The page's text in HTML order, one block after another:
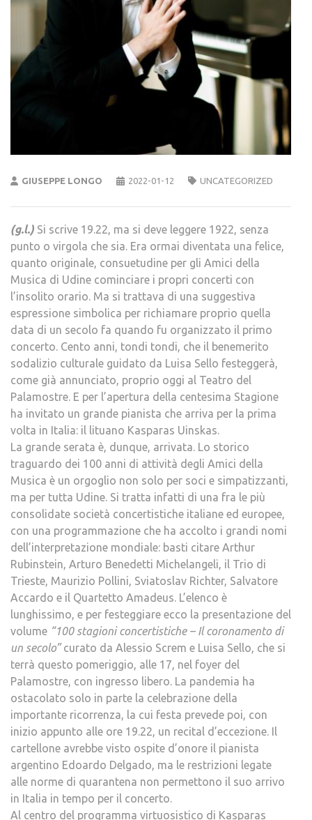
GIUSEPPE LONGO 2022-01-12 UNCATEGORIZED
(g.l.) Si scrive 19.22, ma si deve leggere 1922, senza
punto o virgola che sia. Era ormai diventata una felice,
quanto originale, consuetudine per gli Amici della
Musica di Udine cominciare i propri concerti con
l’insolito orario. Ma si trattava di una suggestiva
espressione simbolica per richiamare proprio quella
data di un secolo fa quando fu organizzato il primo
concerto. Cento anni, tondi tondi, che il benemerito
sodalizio culturale guidato da Luisa Sello festeggerà,
come già annunciato, proprio oggi al Teatro del
Palamostre. E per l’apertura della centesima Stagione
ha invitato un grande pianista che arriva per la prima
volta in Italia: il lituano Kasparas Uinskas.
La grande serata è, dunque, arrivata. Lo storico
traguardo dei 100 anni di attività degli Amici della
Musica è un orgoglio non solo per soci e simpatizzanti,
ma per tutta Udine. Si tratta infatti di una fra le più
consolidate società concertistiche italiane ed europee,
con una programmazione che ha accolto i grandi nomi
dell’interpretazione mondiale: basti citare Arthur
Rubinstein, Arturo Benedetti Michelangeli, il Trio di
Trieste, Maurizio Pollini, Sviatoslav Richter, Salvatore
Accardo e il Quartetto Amadeus. L’elenco è
lunghissimo, e per festeggiare ecco la presentazione del
volume “100 stagioni concertistiche – Il coronamento di
un secolo”curato da Alessio Screm e Luisa Sello, che si
terrà questo pomeriggio, alle 17, nel foyer del
Palamostre, con ingresso libero. La pandemia ha
ostacolato solo in parte la celebrazione della
importante ricorrenza, la cui festa prevede poi, con
inizio appunto alle ore 19.22, un recital d’eccezione. Il
cartellone avrebbe visto ospite d’onore il pianista
argentino Edoardo Delgado, ma le restrizioni legate
alle norme di quarantena non permettono il suo arrivo
in Italia in tempo per il concerto.
Al centro del programma virtuosistico di Kasparas